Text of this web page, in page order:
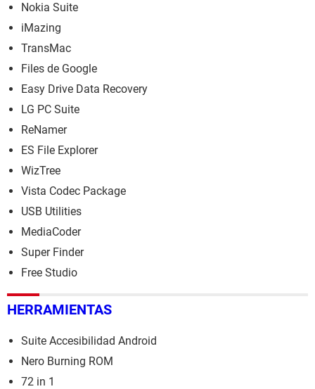
Nokia Suite
iMazing
TransMac
Files de Google
Easy Drive Data Recovery
LG PC Suite
ReNamer
ES File Explorer
WizTree
Vista Codec Package
USB Utilities
MediaCoder
Super Finder
Free Studio
HERRAMIENTAS
Suite Accesibilidad Android
Nero Burning ROM
72 in 1